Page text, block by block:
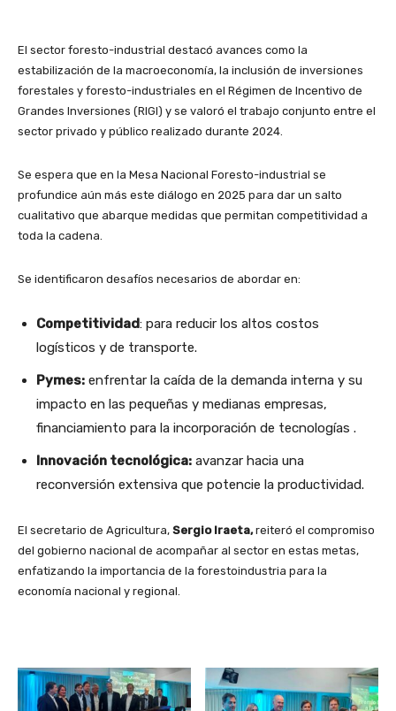
El sector foresto-industrial destacó avances como la
estabilización de la macroeconomía, la inclusión de inversiones
forestales y foresto-industriales en el Régimen de Incentivo de
Grandes Inversiones (RIGI) y se valoró el trabajo conjunto entre el
sector privado y público realizado durante 2024.
Se espera que en la Mesa Nacional Foresto-industrial se
profundice aún más este diálogo en 2025 para dar un salto
cualitativo que abarque medidas que permitan competitividad a
toda la cadena.
Se identificaron desafíos necesarios de abordar en:
Competitividad: para reducir los altos costos
logísticos y de transporte.
Pymes: enfrentar la caída de la demanda interna y su
impacto en las pequeñas y medianas empresas,
financiamiento para la incorporación de tecnologías .
Innovación tecnológica: avanzar hacia una
reconversión extensiva que potencie la productividad.
El secretario de Agricultura, Sergio Iraeta,reiteró el compromiso
del gobierno nacional de acompañar al sector en estas metas,
enfatizando la importancia de la forestoindustria para la
economía nacional y regional.